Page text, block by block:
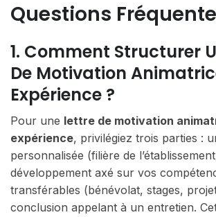
Questions
1. Comment Structurer
De Motivation
Expérience ?
Pour une lettre de motivation
expérience, privilégiez trois parties :
personnalisée (filière de
développement axé sur vos
transférables (bénévolat, stages,
conclusion appelant à un entretien.